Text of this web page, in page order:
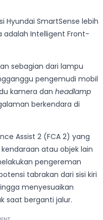
Hyundai SmartSense lebih
adalah Intelligent Front-
sebagian dari lampu
pengemudi mobil
kamera dan headlamp
berkendara di
Assist 2 (FCA 2) yang
atau objek lain
pengereman
tabrakan dari sisi kiri
menyesuaikan
saat berganti jalur.